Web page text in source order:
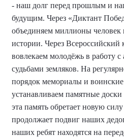
- наш долг перед прошлым и
будущим. Через «Диктант
объединяем миллионы человек
истории. Через Всероссийский
вовлекаем молодёжь в работу
судьбами земляков. На
порядок мемориалы и воинские
устанавливаем памятные доски
эта память обретает новую
продолжает подвиг наших
наших ребят находятся на